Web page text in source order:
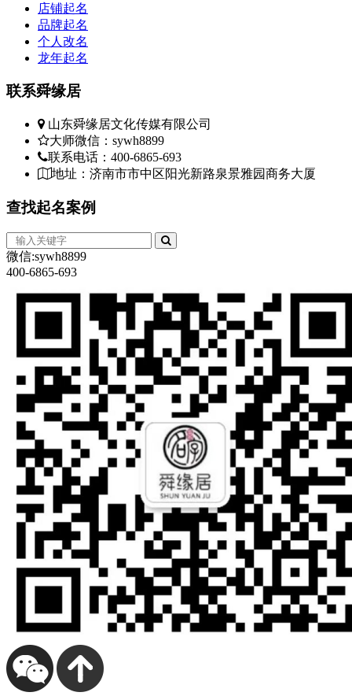
店铺起名
品牌起名
个人改名
龙年起名
联系舜缘居
山东舜缘居文化传媒有限公司
大师微信：sywh8899
联系电话：400-6865-693
地址：济南市市中区阳光新路泉景雅园商务大厦
查找起名案例
微信:sywh8899
400-6865-693